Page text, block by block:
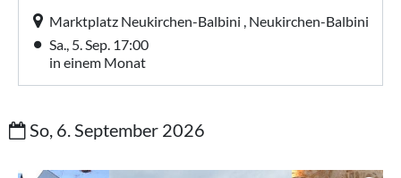
Marktplatz Neukirchen-Balbini , Neukirchen-Balbini
Sa., 5. Sep. 17:00
in einem Monat
So, 6. September 2026